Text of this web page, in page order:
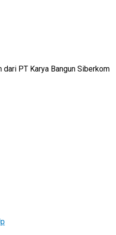
dari PT Karya Bangun Siberkom